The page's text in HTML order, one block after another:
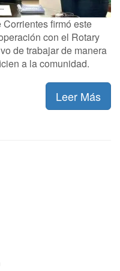
firmó este
con el Rotary
de trabajar de manera
a la comunidad.
Leer Más